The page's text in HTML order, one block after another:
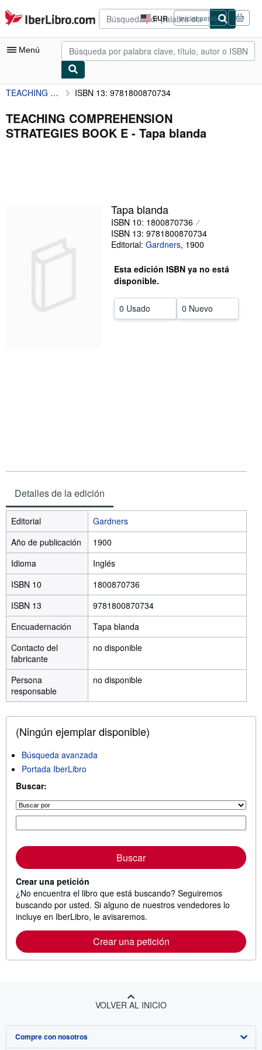
Pasar al contenido principal
IberLibro.com EUR
Preferencias
de
compra
del
Iniciar sesión
Menú
Mi cuenta
Consultar mis pedidos
Búsqueda avanzada
Comenzar a vender
CERRAR
TEACHING COMPREHENSION STRATEGIES BOOK E ISBN 13: 9781800870734
TEACHING COMPREHENSION
STRATEGIES BOOK E - Tapa blanda
Tapa blanda
ISBN 10: 1800870736
ISBN 13: 9781800870734
Editorial: Gardners, 1900
Esta edición ISBN ya no está
disponible.
0 Usado 0 Nuevo
Detalles de la edición
Editorial
Gardners
Año de publicación
1900
Idioma
Inglés
ISBN 10
1800870736
ISBN 13
9781800870734
Encuadernación
Tapa blanda
Contacto del
fabricante
no disponible
Persona
responsable
no disponible
(Ningún ejemplar disponible)
Búsqueda avanzada
Portada IberLibro
Buscar:
Buscar
Crear una petición
¿No encuentra el libro que está buscando? Seguiremos
buscando por usted. Si alguno de nuestros vendedores lo
incluye en IberLibro, le avisaremos.
Crear una petición
VOLVER AL INICIO
Compre con nosotros